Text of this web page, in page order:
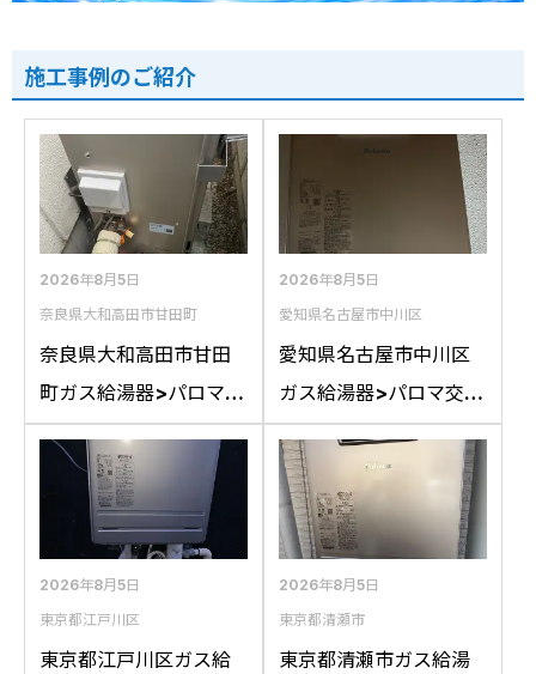
施工事例のご紹介
2026年8月5日
奈良県大和高田市甘田町
奈良県大和高田市甘田
町ガス給湯器>パロマ交
換工事施工事例：リン
ナイRFS-A2400SAか
らパロマFH-
E2422SARLへの交換
2026年8月5日
愛知県名古屋市中川区
愛知県名古屋市中川区
ガス給湯器>パロマ交換
工事施工事例：ハウス
テックWZ161FEPから
パロマFH-2023SAW-1
への交換
2026年8月5日
東京都江戸川区
東京都江戸川区ガス給
2026年8月5日
東京都清瀬市
東京都清瀬市ガス給湯